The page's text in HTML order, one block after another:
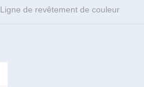
Ligne de revêtement de couleur